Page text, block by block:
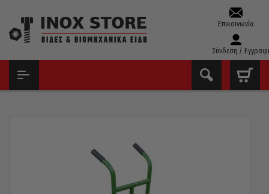
Επικοινωνία
Σύνδεση /
ΚΑΡΌΤΣΙ ΜΕΤΑΦΟΡΆΣ ΕΜΠΟΡΕΥΜΆΤΩΝ ΜΕΣΑΊΟ 150KG